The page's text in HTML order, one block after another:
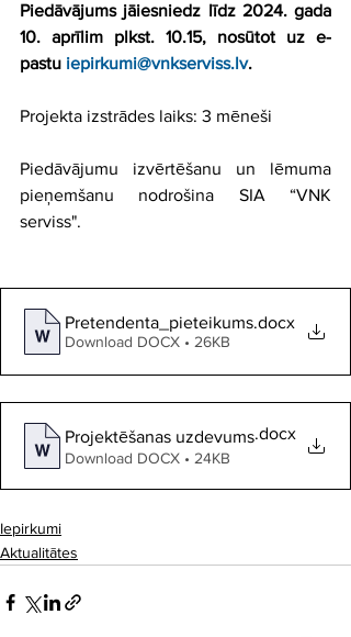
Piedāvājums jāiesniedz līdz 2024. gada
10. aprīlim plkst. 10.15, nosūtot uz e-
pastu iepirkumi@vnkserviss.lv.
Projekta izstrādes laiks: 3 mēneši
Piedāvājumu izvērtēšanu un lēmuma
pieņemšanu nodrošina SIA “VNK
serviss".
Pretendenta_pieteikums.docx
Download DOCX • 26KB
Projektēšanas uzdevums.docx
Download DOCX • 24KB
Iepirkumi
Aktualitātes